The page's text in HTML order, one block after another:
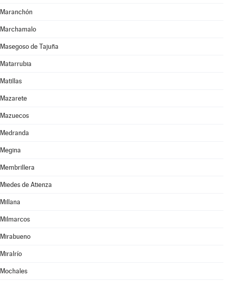
Maranchón
Marchamalo
Masegoso de Tajuña
Matarrubia
Matillas
Mazarete
Mazuecos
Medranda
Megina
Membrillera
Miedes de Atienza
Millana
Milmarcos
Mirabueno
Miralrío
Mochales